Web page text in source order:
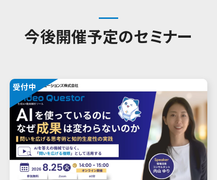
今後開催予定のセミナー
受付中